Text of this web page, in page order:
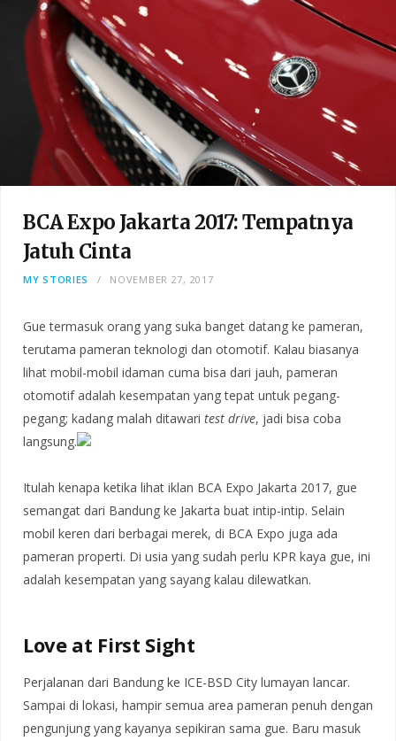
m
BCA Expo Jakarta 2017: Tempatnya
Jatuh Cinta
MY STORIES NOVEMBER 27, 2017
Gue termasuk orang yang suka banget datang ke pameran,
terutama pameran teknologi dan otomotif. Kalau biasanya
lihat mobil-mobil idaman cuma bisa dari jauh, pameran
otomotif adalah kesempatan yang tepat untuk pegang-
pegang; kadang malah ditawari test drive, jadi bisa coba
langsung.
Itulah kenapa ketika lihat iklan BCA Expo Jakarta 2017, gue
semangat dari Bandung ke Jakarta buat intip-intip. Selain
mobil keren dari berbagai merek, di BCA Expo juga ada
pameran properti. Di usia yang sudah perlu KPR kaya gue, ini
adalah kesempatan yang sayang kalau dilewatkan.
Love at First Sight
Perjalanan dari Bandung ke ICE-BSD City lumayan lancar.
Sampai di lokasi, hampir semua area pameran penuh dengan
pengunjung yang kayanya sepikiran sama gue. Baru masuk